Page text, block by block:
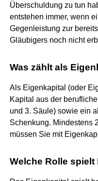
Überschuldung zu tun
entstehen immer, wenn
Gegenleistung zur
Gläubigers noch nicht
Was zählt als
Als Eigenkapital (oder
Kapital aus der
und 3. Säule) sowie ein
Schenkung. Mindestens
müssen Sie mit
Welche Rolle spielt